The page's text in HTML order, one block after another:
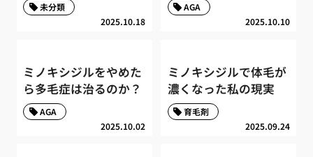
2025.10.18
未分類
2025.10.10
AGA
ミノキシジルをやめた
ら多毛症は治るのか？
2025.10.02
AGA
ミノキシジルで体毛が
濃くなった私の現実
2025.09.24
育毛剤